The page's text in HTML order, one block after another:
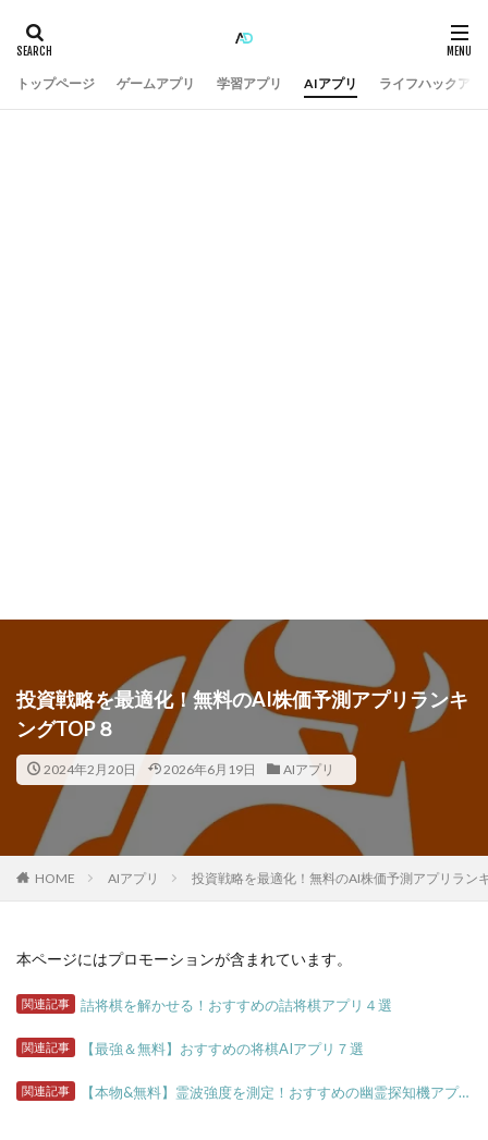
トップページ ゲームアプリ 学習アプリ AIアプリ ライフハックアプ
投資戦略を最適化！無料のAI株価予測アプリランキ
ングTOP８
2024年2月20日 2026年6月19日 AIアプリ
HOME AIアプリ 投資戦略を最適化！無料のAI株価予測アプリラン
本ページにはプロモーションが含まれています。
関連記事 詰将棋を解かせる！おすすめの詰将棋アプリ４選
関連記事 【最強＆無料】おすすめの将棋AIアプリ７選
関連記事 【本物&無料】霊波強度を測定！おすすめの幽霊探知機アプリ７選